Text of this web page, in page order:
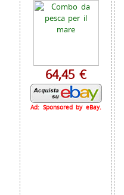
64,45 €
Ad: Sponsored by eBay.